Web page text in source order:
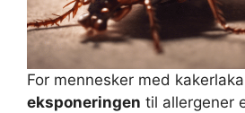
For mennesker med
eksponeringen til allergener